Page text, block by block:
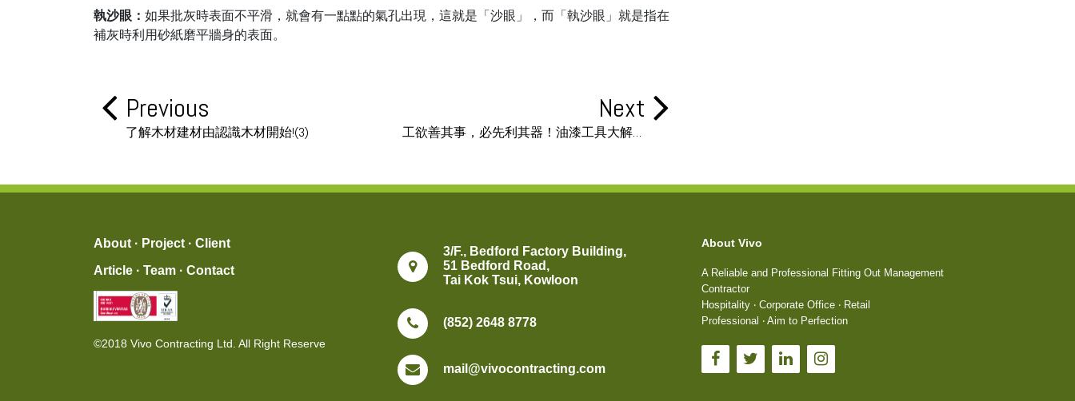
執沙眼： 如果批灰時表面不平滑，就會有一點點的氣孔出現，這就是「沙眼」，而「執沙眼」就是指在
補灰時利用砂紙磨平牆身的表面。
Previous
了解木材建材由認識木材開始!(3)
Next
工欲善其事，必先利其器！油漆工具大解構
About · Project · Client
Article · Team · Contact
©2018 Vivo Contracting Ltd. All Right Reserve
3/F., Bedford Factory Building,
51 Bedford Road,
Tai Kok Tsui, Kowloon
(852) 2648 8778
mail@vivocontracting.com
About Vivo
A Reliable and Professional Fitting Out Management
Contractor
Hospitality ‧ Corporate Office ‧ Retail
Professional ‧ Aim to Perfection